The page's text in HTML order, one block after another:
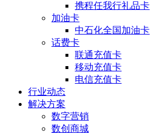
携程任我行礼品卡
加油卡
中石化全国加油卡
话费卡
联通充值卡
移动充值卡
电信充值卡
行业动态
解决方案
数字营销
数创商城